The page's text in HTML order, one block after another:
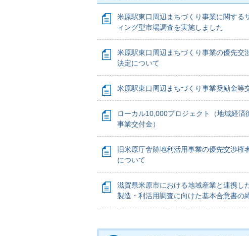
米原駅東口周辺まちづくり事業に関する
ィング型市場調査を実施しました
米原駅東口周辺まちづくり事業の優先交
決定について
米原駅東口周辺まちづくり事業奨励金等
ローカル10,000プロジェクト（地域経済
事業交付金）
旧米原庁舎跡地利活用事業の優先交渉権
について
滋賀県米原市における地域産業と連携し
製造・利活用調査に向けた基本合意書の